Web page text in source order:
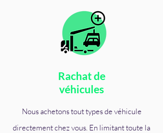
Rachat de
véhicules
Nous achetons tout types de véhicule
directement chez vous. En limitant toute la